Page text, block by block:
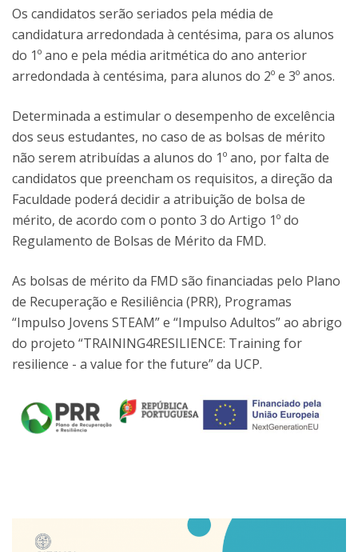
Os candidatos serão seriados pela média de
candidatura arredondada à centésima, para os alunos
do 1º ano e pela média aritmética do ano anterior
arredondada à centésima, para alunos do 2º e 3º anos.
Determinada a estimular o desempenho de excelência
dos seus estudantes, no caso de as bolsas de mérito
não serem atribuídas a alunos do 1º ano, por falta de
candidatos que preencham os requisitos, a direção da
Faculdade poderá decidir a atribuição de bolsa de
mérito, de acordo com o ponto 3 do Artigo 1º do
Regulamento de Bolsas de Mérito da FMD.
As bolsas de mérito da FMD são financiadas pelo Plano
de Recuperação e Resiliência (PRR), Programas
“Impulso Jovens STEAM” e “Impulso Adultos” ao abrigo
do projeto “TRAINING4RESILIENCE: Training for
resilience - a value for the future” da UCP.